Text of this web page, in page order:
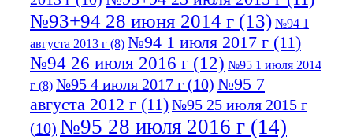
№93+94 28 июня 2014 г (13) №94 1
августа 2013 г (8) №94 1 июля 2017 г (11)
№94 26 июля 2016 г (12) №95 1 июля 2014
г (8) №95 4 июля 2017 г (10) №95 7
августа 2012 г (11)№95 25 июля 2015 г
(10) №95 28 июля 2016 г (14)